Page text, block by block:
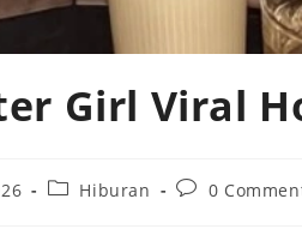
Girl Viral
PostHiburan
Post0